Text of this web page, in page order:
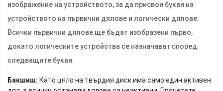
изображение на устройството, за да присвои букви на
устройството на първични дялове и логически дялове.
Всички първични дялове ще бъдат изобразени първо,
докато логическите устройства се назначават според
следващите букви.
Бакшиш: Като цяло на твърдия диск има само един активен